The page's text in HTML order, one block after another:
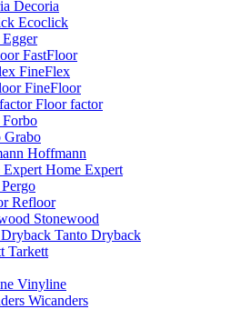
Decoria
Ecoclick
Egger
FastFloor
FineFlex
FineFloor
Floor factor
Forbo
Grabo
Hoffmann
Home Expert
Pergo
Refloor
Stonewood
Tanto Dryback
Tarkett
Vinyline
Wicanders